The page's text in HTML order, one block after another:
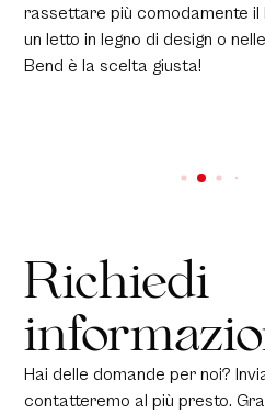
rassettare più comodamente
un letto in legno di design o
Bend è la scelta giusta!
Richiedi
Hai delle domande per noi?
contatteremo al più presto.